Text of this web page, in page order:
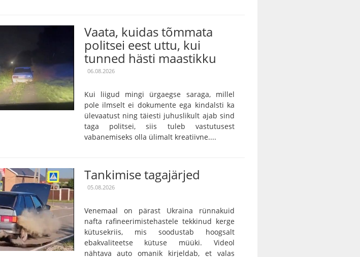
Vaata, kuidas tõmmata
politsei eest uttu, kui
tunned hästi maastikku
06.08.2026
Kui liigud mingi ürgaegse saraga, millel
pole ilmselt ei dokumente ega kindalsti ka
ülevaatust ning täiesti juhuslikult ajab sind
taga politsei, siis tuleb vastutusest
vabanemiseks olla ülimalt kreatiivne....
Tankimise tagajärjed
05.08.2026
Venemaal on pärast Ukraina rünnakuid
nafta rafineerimistehastele tekkinud kerge
kütusekriis, mis soodustab hoogsalt
ebakvaliteetse kütuse müüki. Videol
nähtava auto omanik kirjeldab, et valas